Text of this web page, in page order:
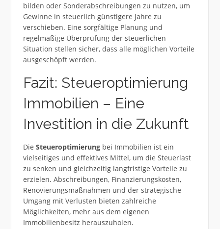
bilden oder Sonderabschreibungen zu nutzen, um
Gewinne in steuerlich günstigere Jahre zu
verschieben. Eine sorgfältige Planung und
regelmäßige Überprüfung der steuerlichen
Situation stellen sicher, dass alle möglichen Vorteile
ausgeschöpft werden.
Fazit: Steueroptimierung
Immobilien – Eine
Investition in die Zukunft
Die Steueroptimierungbei Immobilien ist ein
vielseitiges und effektives Mittel, um die Steuerlast
zu senken und gleichzeitig langfristige Vorteile zu
erzielen. Abschreibungen, Finanzierungskosten,
Renovierungsmaßnahmen und der strategische
Umgang mit Verlusten bieten zahlreiche
Möglichkeiten, mehr aus dem eigenen
Immobilienbesitz herauszuholen.